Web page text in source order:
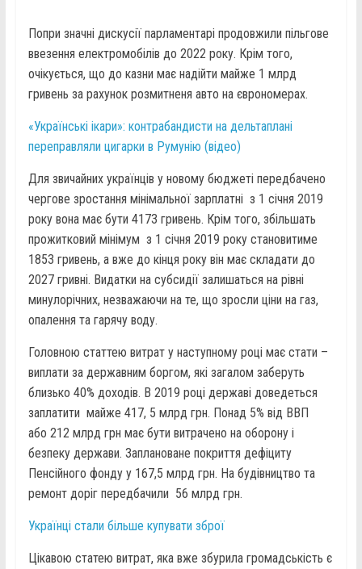
Попри значні дискусії парламентарі продовжили пільгове
ввезення електромобілів до 2022 року. Крім того,
очікується, що до казни має надійти майже 1 млрд
гривень за рахунок розмитненя авто на єврономерах.
«Українські ікари»: контрабандисти на дельтаплані
переправляли цигарки в Румунію (відео)
Для звичайних українців у новому бюджеті передбачено
чергове зростання мінімальної зарплатні з 1 січня 2019
року вона має бути 4173 гривень. Крім того, збільшать
прожитковий мінімум з 1 січня 2019 року становитиме
1853 гривень, а вже до кінця року він має складати до
2027 гривні. Видатки на субсидії залишаться на рівні
минулорічних, незважаючи на те, що зросли ціни на газ,
опалення та гарячу воду.
Головною статтею витрат у наступному році має стати –
виплати за державним боргом, які загалом заберуть
близько 40% доходів. В 2019 році державі доведеться
заплатити майже 417, 5 млрд грн. Понад 5% від ВВП
або 212 млрд грн має бути витрачено на оборону і
безпеку держави. Заплановане покриття дефіциту
Пенсійного фонду у 167,5 млрд грн. На будівництво та
ремонт доріг передбачили 56 млрд грн.
Українці стали більше купувати зброї
Цікавою статею витрат, яка вже збурила громадськість є